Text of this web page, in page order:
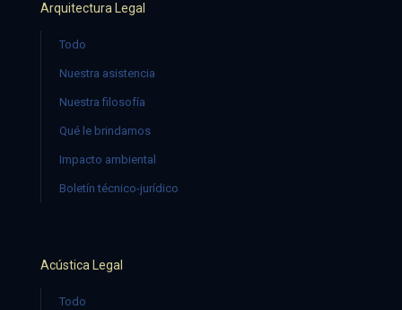
Arquitectura Legal
Todo
Nuestra asistencia
Nuestra filosofía
Qué le brindamos
Impacto ambiental
Boletín técnico-jurídico
Acústica Legal
Todo